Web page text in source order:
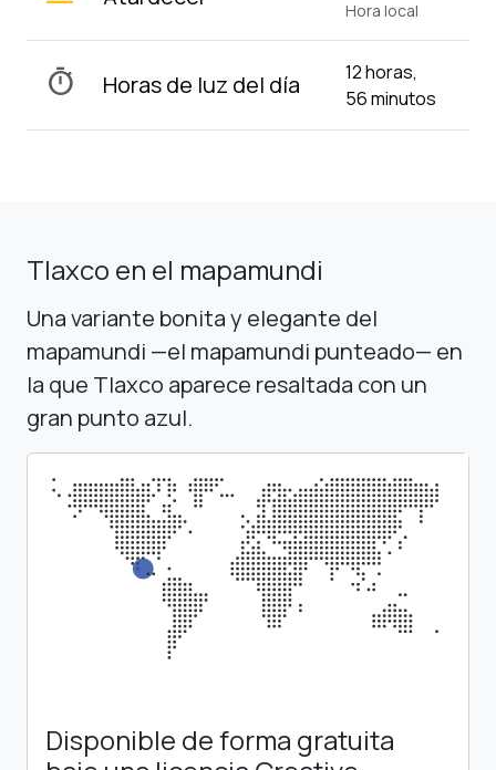
Hora local
timer Horas de luz del día
12 horas,
56 minutos
Tlaxco en el mapamundi
Una variante bonita y elegante del
mapamundi —el mapamundi punteado— en
la que Tlaxco aparece resaltada con un
gran punto azul.
Disponible de forma gratuita